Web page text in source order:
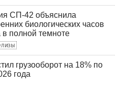
СП-42 объяснила
биологических часов
в полной темноте
грузооборот на 18% по
года